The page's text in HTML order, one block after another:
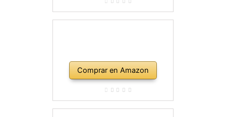
Comprar en Amazon